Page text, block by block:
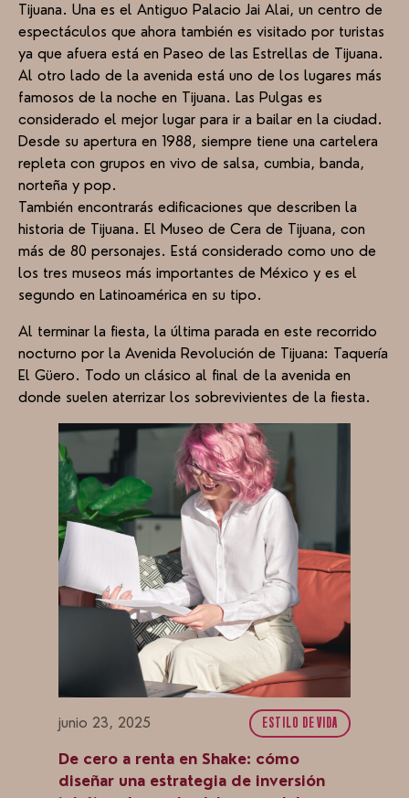
Tijuana. Una es el Antiguo Palacio Jai Alai, un centro de
espectáculos que ahora también es visitado por turistas
ya que afuera está en Paseo de las Estrellas de Tijuana.
Al otro lado de la avenida está uno de los lugares más
famosos de la noche en Tijuana. Las Pulgas es
considerado el mejor lugar para ir a bailar en la ciudad.
Desde su apertura en 1988, siempre tiene una cartelera
repleta con grupos en vivo de salsa, cumbia, banda,
norteña y pop.
También encontrarás edificaciones que describen la
historia de Tijuana. El Museo de Cera de Tijuana, con
más de 80 personajes. Está considerado como uno de
los tres museos más importantes de México y es el
segundo en Latinoamérica en su tipo.
Al terminar la fiesta, la última parada en este recorrido
nocturno por la Avenida Revolución de Tijuana: Taquería
El Güero. Todo un clásico al final de la avenida en
donde suelen aterrizar los sobrevivientes de la fiesta.
junio 23, 2025 ESTILO DE VIDA
De cero a renta en Shake: cómo
diseñar una estrategia de inversión